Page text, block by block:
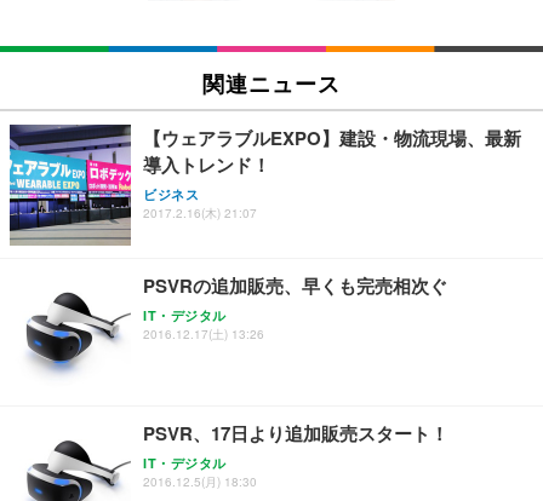
SIHOO B100 オフィスチェア／デスクチェア メッシ
ュチェア 人間工学 疲れない ブラック
￥27,999
Sezlife オフィスチェア デスクチェア 疲れない テレ
ワーク チェア 強化バックレスト 30度ロッキング機
能 人間工学 椅子 腰サポート 90度跳ね上げ式アーム
務用 おしゃれ パソコンチェア (ブラック)
Sezlife オフィスチェア デスクチェア 疲れない テレ
ワーク チェア 強化バックレスト 30度ロッキング機
務用 おしゃれ パソコンチェア (ホワイト)
ANDWINT オフィスチェア デスクチェア 肘なし メ
ッシュ 通気性 ランバーサポート付き 腰サポート ガ
EIZO ビジネス向けプレミアムモニター | FlexScan
￥109,572
【純正品】27"ゲーミングモニター DualSense 充電
フック付き（CFI-ZDM1J）
【整備済み品】Dell E2724HS 27インチ 液晶モニタ
ー フルHD（1920×1080）VA 非光沢 HDMI/DisplayP
【MiniLED/24.5inch/280Hz/FHD】GRAPHT THE S
HOOTER Gaming Monitor 24” Essential ゲーミン
Amazonベーシック ペットシーツ 厚型 ワイド 42枚
x2袋(84枚) ホワイト(吸収面:ライトブルー)
￥3,234
ネオ・ルーライフ ネオ・オムツ L 中型犬用 26枚入
り 単品
Smart Basic(スマートベーシック) 【Amazon.co.jp
限定】 Smart Basic アイリスオーヤマ ペットシーツ
アイリスオーヤマ ペットシーツ 超厚型 お徳用 レギ
関連ニュース
【ウェアラブルEXPO】建設・物流現場、最新
導入トレンド！
ビジネス
2017.2.16(木) 21:07
PSVRの追加販売、早くも完売相次ぐ
IT・デジタル
2016.12.17(土) 13:26
PSVR、17日より追加販売スタート！
IT・デジタル
2016.12.5(月) 18:30